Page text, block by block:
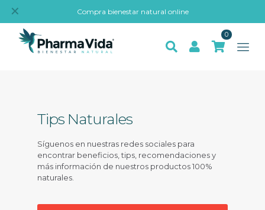
Compra bienestar natural online
✕
0
Tips Naturales
Síguenos en nuestras redes sociales para
encontrar beneficios, tips, recomendaciones y
más información de nuestros productos 100%
naturales.